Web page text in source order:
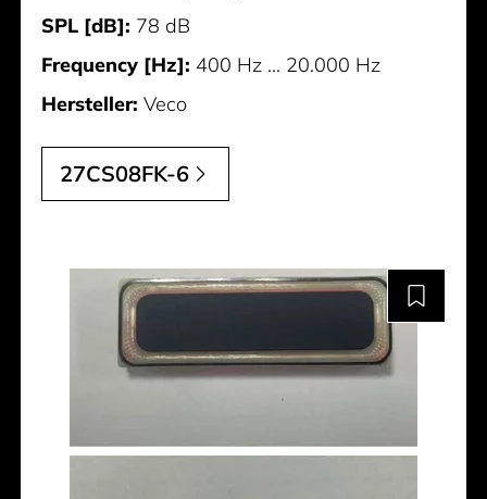
SPL [dB]: 78 dB
Frequency [Hz]: 400 Hz ... 20.000 Hz
Hersteller: Veco
27CS08FK-6